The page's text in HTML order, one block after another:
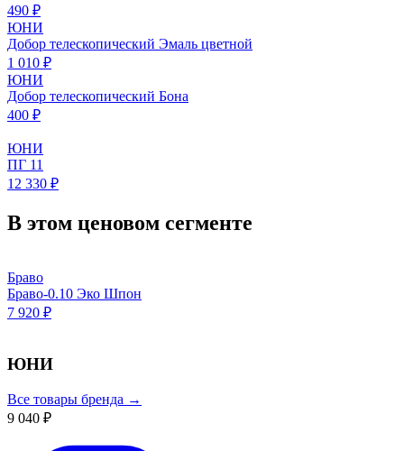
490 ₽
ЮНИ
Добор телескопический Эмаль цветной
1 010 ₽
ЮНИ
Добор телескопический Бона
400 ₽
ЮНИ
ПГ 11
12 330 ₽
В этом ценовом сегменте
Браво
Браво-0.10 Эко Шпон
7 920 ₽
ЮНИ
Все товары бренда →
9 040 ₽